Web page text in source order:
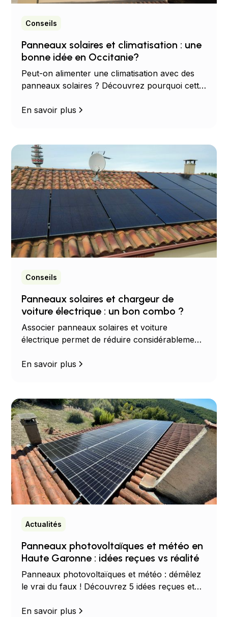
Conseils
Panneaux solaires et climatisation : une
bonne idée en Occitanie?
Peut-on alimenter une climatisation avec des
panneaux solaires ? Découvrez pourquoi cette
facture d'électricité en Occitanie.
En savoir plus
Conseils
Panneaux solaires et chargeur de
voiture électrique : un bon combo ?
Associer panneaux solaires et voiture
électrique permet de réduire considérablement
avantages, les économies possibles et les
En savoir plus
Actualités
Panneaux photovoltaïques et météo en
Haute Garonne : idées reçues vs réalité
Panneaux photovoltaïques et météo : démêlez
le vrai du faux ! Découvrez 5 idées reçues et
le soleil, la pluie, la neige et la température.
En savoir plus